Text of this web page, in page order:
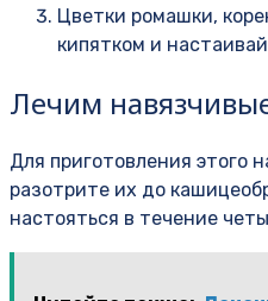
Цветки ромашки,
кипятком и
Лечим
Для приготовления этого
разотрите их до
настояться в течение